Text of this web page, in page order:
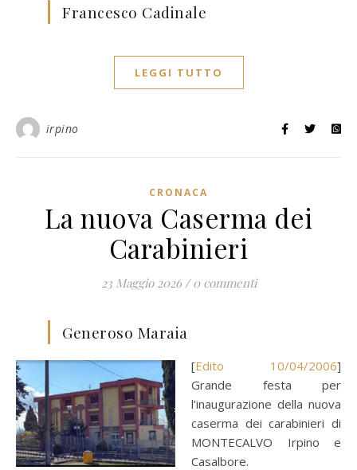
Francesco Cadinale
LEGGI TUTTO
irpino
CRONACA
La nuova Caserma dei
Carabinieri
23 Maggio 2026 / 0 commenti
Generoso Maraia
[ Edito 10/04/2006]
Grande festa per
l’inaugurazione della nuova
caserma dei carabinieri di
MONTECALVO Irpino e
Casalbore.